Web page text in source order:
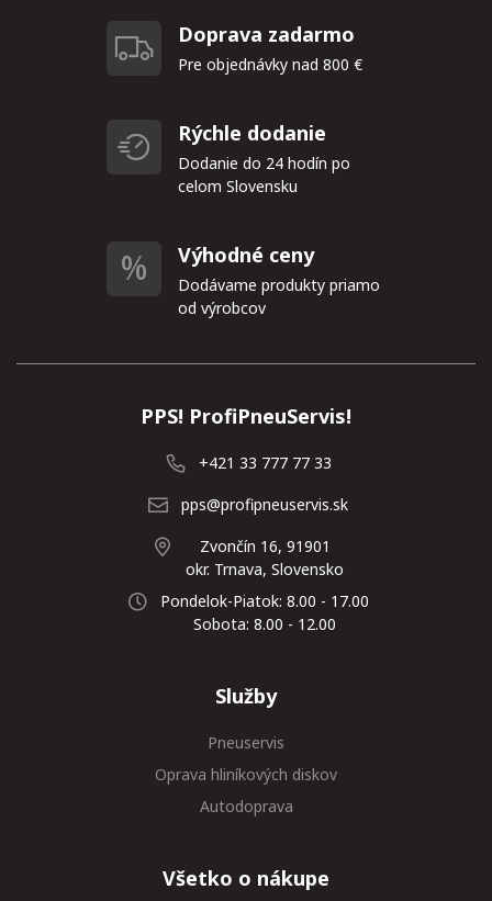
Doprava zadarmo
Pre objednávky nad 800 €
Rýchle dodanie
Dodanie do 24 hodín po
celom Slovensku
Výhodné ceny
Dodávame produkty priamo
od výrobcov
PPS! ProfiPneuServis!
+421 33 777 77 33
pps@profipneuservis.sk
Zvončín 16, 91901
okr. Trnava, Slovensko
Pondelok-Piatok: 8.00 - 17.00
Sobota: 8.00 - 12.00
Služby
Pneuservis
Oprava hliníkových diskov
Autodoprava
Všetko o nákupe